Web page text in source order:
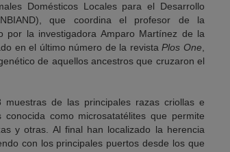
Domésticos Locales para el Desarrollo
que coordina el profesor de la
por la investigadora Amparo Martínez de la
en el último número de la revistaPlos One
de aquellos ancestros que cruzaron el
de las principales razas criollas e
como microsatatélites que permite
y otras. Al final han localizado la herencia
con los principales puertos desde los que